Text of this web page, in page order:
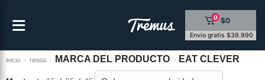
0 $0
Envío gratis $39.990
INICIO / TIENDA / MARCA DEL PRODUCTO / EAT CLEVER